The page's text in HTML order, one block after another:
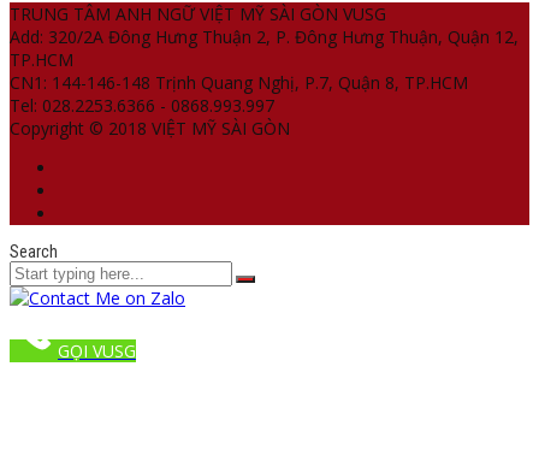
TRUNG TÂM ANH NGỮ VIỆT MỸ SÀI GÒN VUSG
Add: 320/2A Đông Hưng Thuận 2, P. Đông Hưng Thuận, Quận 12,
TP.HCM
CN1: 144-146-148 Trịnh Quang Nghị, P.7, Quận 8, TP.HCM
Tel: 028.2253.6366 - 0868.993.997
Copyright © 2018 VIỆT MỸ SÀI GÒN
Search
GỌI VUSG